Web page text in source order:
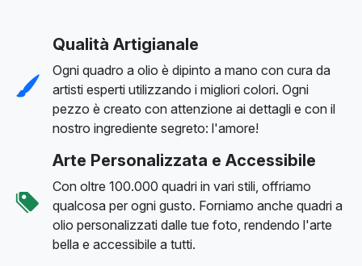
Qualità Artigianale
Ogni quadro a olio è dipinto a mano con cura da
artisti esperti utilizzando i migliori colori. Ogni
pezzo è creato con attenzione ai dettagli e con il
nostro ingrediente segreto: l'amore!
Arte Personalizzata e Accessibile
Con oltre 100.000 quadri in vari stili, offriamo
qualcosa per ogni gusto. Forniamo anche quadri a
olio personalizzati dalle tue foto, rendendo l'arte
bella e accessibile a tutti.